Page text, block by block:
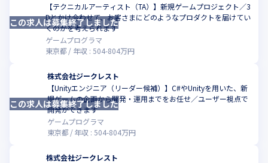
【テクニカルアーティスト（TA）】新規ゲームプロジェクト／3
Dとかけ合わせて、お客さまにどのようなプロダクトを届けてい
くのかを考えられます
ゲームプログラマ
東京都
年収 : 504-804万円
この求人は募集終了しました
株式会社ジークレスト
【Unityエンジニア（リーダー候補）】C#やUnityを用いた、新
規ゲームの企画から開発・運用までをお任せ／ユーザー視点で
開発ができます
ゲームプログラマ
東京都
年収 :504-804万円
この求人は募集終了しました
株式会社ジークレスト